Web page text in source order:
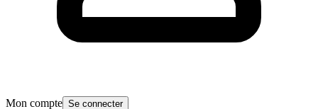
Mon compte Se connecter